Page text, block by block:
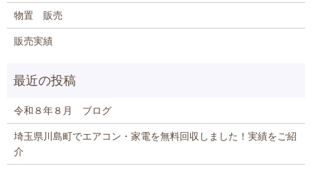
物置 販売
販売実績
令和８年８月 ブログ
埼玉県川島町でエアコン・家電を無料回収しました！実績をご紹
介